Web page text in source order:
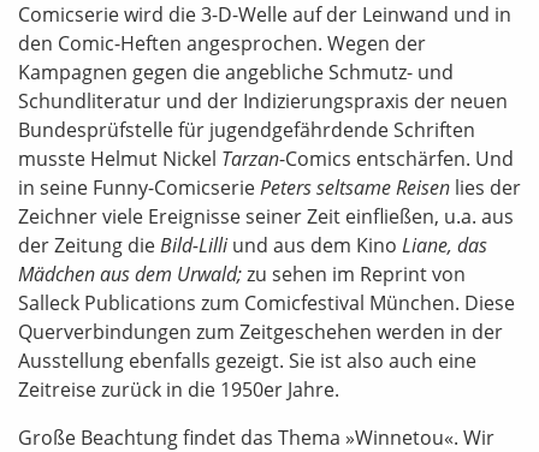
Comicserie wird die 3-D-Welle auf der Leinwand und in
den Comic-Heften angesprochen. Wegen der
Kampagnen gegen die angebliche Schmutz- und
Schundliteratur und der Indizierungspraxis der neuen
Bundesprüfstelle für jugendgefährdende Schriften
musste Helmut Nickel Tarzan-Comics entschärfen. Und
in seine Funny-ComicseriePeters seltsame Reisen lies der
Zeichner viele Ereignisse seiner Zeit einfließen, u.a. aus
der Zeitung dieBild-Lilliund aus dem Kino Liane, das
Mädchen aus dem Urwald;zu sehen im Reprint von
Salleck Publications zum Comicfestival München. Diese
Querverbindungen zum Zeitgeschehen werden in der
Ausstellung ebenfalls gezeigt. Sie ist also auch eine
Zeitreise zurück in die 1950er Jahre.
Große Beachtung findet das Thema »Winnetou«. Wir